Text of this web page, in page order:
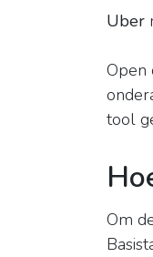
Uber
Open
tool
Om